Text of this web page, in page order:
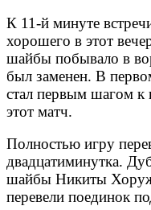
К 11-й минуте
хорошего в этот
шайбы побывало в
был заменен. В
стал первым шагом к
этот матч.
Полностью игру
двадцатиминутка.
шайбы Никиты
перевели поединок